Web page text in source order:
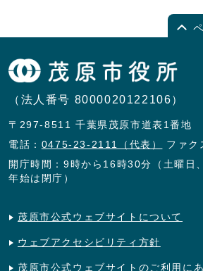
（法人番号 8000020122106）
〒297-8511 千葉県茂原市道表1番地
電話： 0475-23-2111（代表）
ファ
開庁時間：9時から16時30分（土曜日
年始は閉庁）
茂原市公式ウェブサイトについて
ウェブアクセシビリティ方針
茂原市公式ウェブサイトのご利用に